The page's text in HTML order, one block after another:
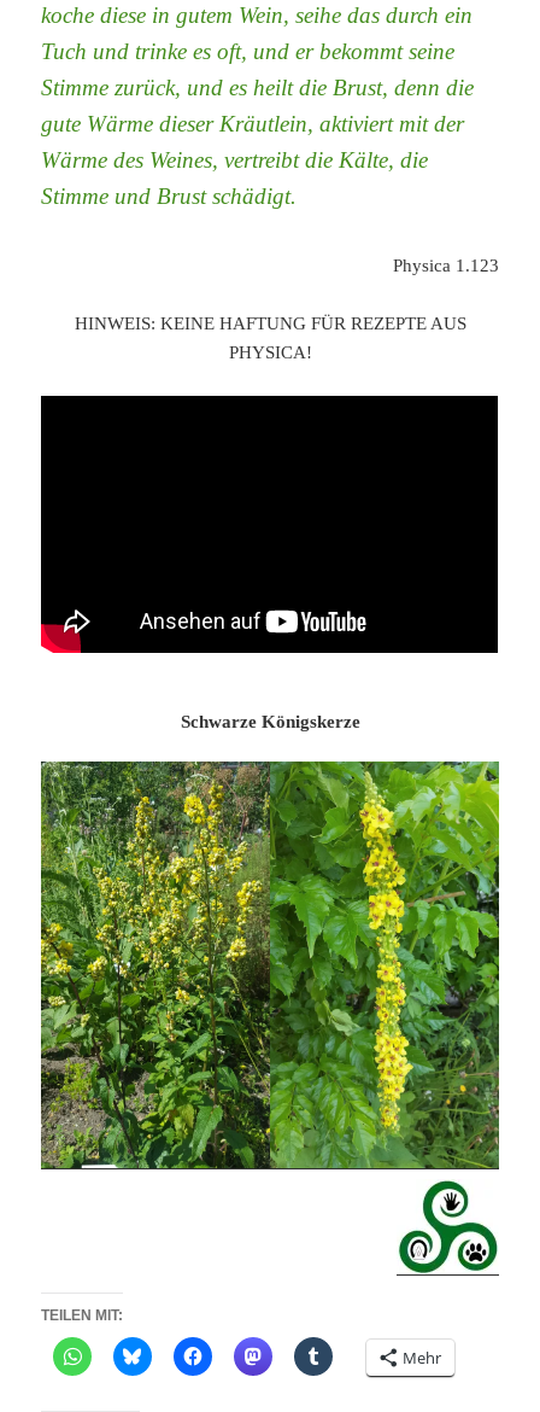
koche diese in gutem Wein, seihe das durch ein
Tuch und trinke es oft, und er bekommt seine
Stimme zurück, und es heilt die Brust, denn die
gute Wärme dieser Kräutlein, aktiviert mit der
Wärme des Weines, vertreibt die Kälte, die
Stimme und Brust schädigt.
Physica 1.123
HINWEIS: KEINE HAFTUNG FÜR REZEPTE AUS
PHYSICA!
Schwarze Königskerze
TEILEN MIT:
Mehr